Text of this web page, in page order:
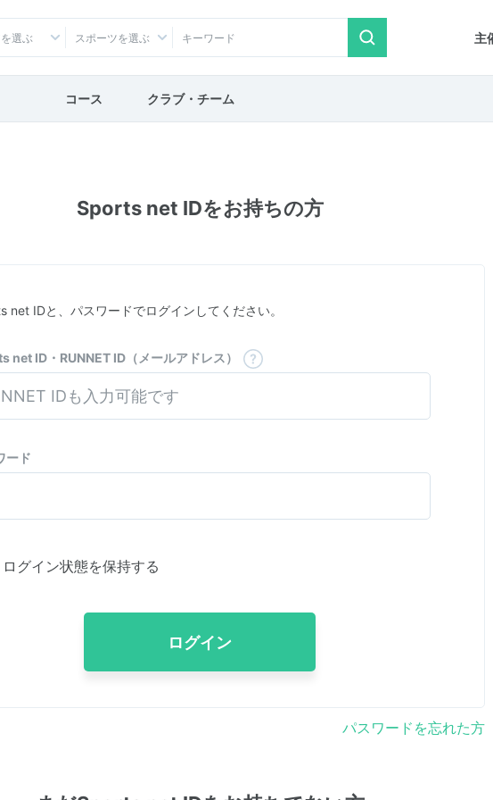
主
選ぶ スポーツを選ぶ
コース クラブ・チーム
Sports net IDをお持ちの方
net IDと、パスワードでログインしてください。
net ID・RUNNET ID（メールアドレス）
ード
ログイン状態を保持する
ログイン
パスワードを忘れた方